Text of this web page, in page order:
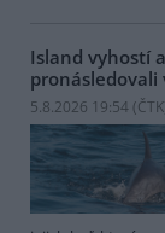
Island vyhostí
pronásledovali
5.8.2026 19:54 (ČTK